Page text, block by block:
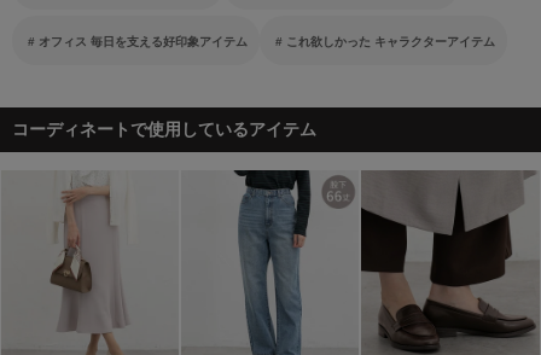
オフィス 毎日を支える好印象アイテム これ欲しかった キャラクターアイテム
コーディネートで使用しているアイテム